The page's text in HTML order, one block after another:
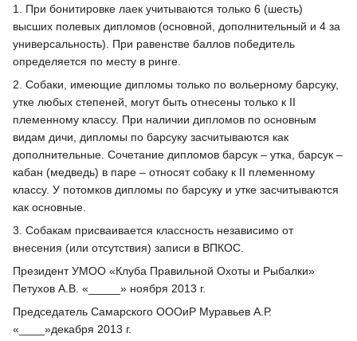
1. При бонитировке лаек учитываются только 6 (шесть)
высших полевых дипломов (основной, дополнительный и 4 за
универсальность). При равенстве баллов победитель
определяется по месту в ринге.
2. Собаки, имеющие дипломы только по вольерному барсуку,
утке любых степеней, могут быть отнесены только к II
племенному классу. При наличии дипломов по основным
видам дичи, дипломы по барсуку засчитываются как
дополнительные. Сочетание дипломов барсук – утка, барсук –
кабан (медведь) в паре – относят собаку к II племенному
классу. У потомков дипломы по барсуку и утке засчитываются
как основные.
3. Собакам присваивается классность независимо от
внесения (или отсутствия) записи в ВПКОС.
Президент УМОО «Клуба Правильной Охоты и Рыбалки»
Петухов А.В. «_____» ноября 2013 г.
Председатель Самарского ОООиР Муравьев А.Р.
«____»декабря 2013 г.